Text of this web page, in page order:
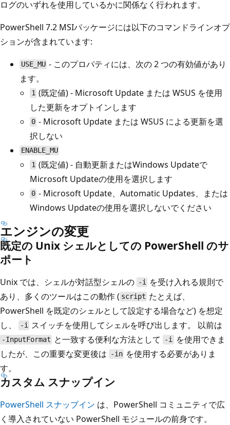
ログのいずれを使用しているかに関係なく行われます。
PowerShell 7.2 MSIパッケージには以下のコマンドラインオプ
ションが含まれています:
USE_MU - このプロパティには、次の 2 つの有効値があり
ます。
1 (既定値) - Microsoft Update または WSUS を使用
した更新をオプトインします
0 - Microsoft Update または WSUS による更新を選
択しない
ENABLE_MU
1 (既定値) - 自動更新またはWindows Updateで
Microsoft Updateの使用を選択します
0 - Microsoft Update、Automatic Updates、または
Windows Updateの使用を選択しないでください
エンジンの変更
既定の Unix シェルとしての PowerShell のサ
ポート
Unix では、シェルが対話型シェルの -i を受け入れる規則で
あり、多くのツールはこの動作 ( script たとえば、
PowerShell を既定のシェルとして設定する場合など) を想定
し、
-i スイッチを使用してシェルを呼び出します。 以前は
-InputFormat と一致する便利な方法として -iを使用できま
したが、この重要な変更後は
-in を使用する必要がありま
す。
カスタム スナップイン
PowerShell スナップイン は、PowerShell コミュニティで広
く導入されていない PowerShell モジュールの前身です。